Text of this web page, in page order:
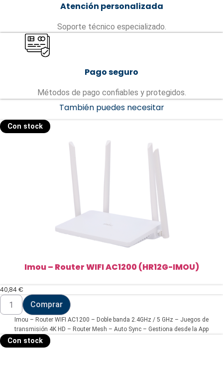
Atención personalizada
Soporte técnico especializado.
Pago seguro
Métodos de pago confiables y protegidos.
También puedes necesitar
Con stock
Imou – Router WIFI AC1200 (HR12G-IMOU)
40,84€
Imou
Router
WIFI
AC1200
(HR12G-
IMOU)
Comprar
Imou – Router WIFI AC1200 – Doble banda 2.4GHz / 5 GHz – Juegos de
transmisión 4K HD – Router Mesh – Auto Sync – Gestiona desde la App
Con stock